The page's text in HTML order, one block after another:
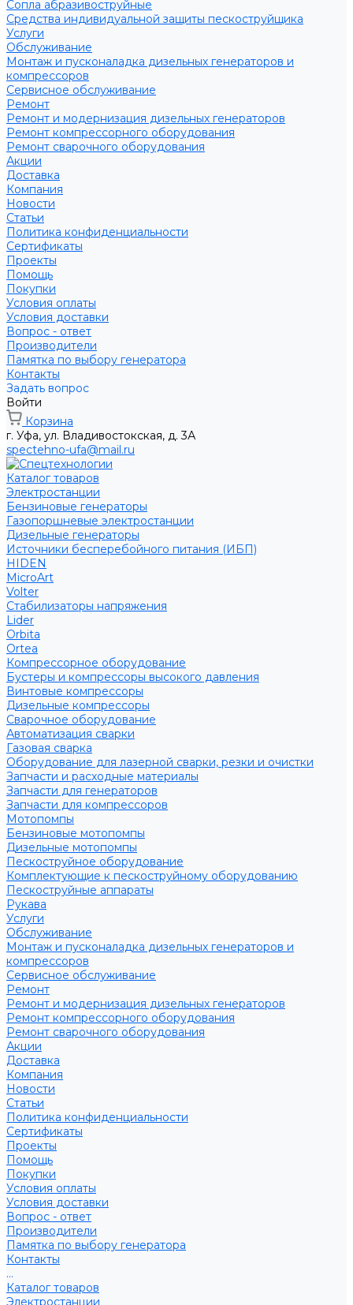
Сопла абразивоструйные
Средства индивидуальной защиты пескоструйщика
Услуги
Обслуживание
Монтаж и пусконаладка дизельных генераторов и
компрессоров
Сервисное обслуживание
Ремонт
Ремонт и модернизация дизельных генераторов
Ремонт компрессорного оборудования
Ремонт сварочного оборудования
Акции
Доставка
Компания
Новости
Статьи
Политика конфиденциальности
Сертификаты
Проекты
Помощь
Покупки
Условия оплаты
Условия доставки
Вопрос - ответ
Производители
Памятка по выбору генератора
Контакты
Задать вопрос
Войти
Корзина
г. Уфа, ул. Владивостокская, д. 3А
spectehno-ufa@mail.ru
Каталог товаров
Электростанции
Бензиновые генераторы
Газопоршневые электростанции
Дизельные генераторы
Источники бесперебойного питания (ИБП)
HIDEN
MicroArt
Volter
Стабилизаторы напряжения
Lider
Orbita
Ortea
Компрессорное оборудование
Бустеры и компрессоры высокого давления
Винтовые компрессоры
Дизельные компрессоры
Сварочное оборудование
Автоматизация сварки
Газовая сварка
Оборудование для лазерной сварки, резки и очистки
Запчасти и расходные материалы
Запчасти для генераторов
Запчасти для компрессоров
Мотопомпы
Бензиновые мотопомпы
Дизельные мотопомпы
Пескоструйное оборудование
Комплектующие к пескоструйному оборудованию
Пескоструйные аппараты
Рукава
Услуги
Обслуживание
Монтаж и пусконаладка дизельных генераторов и
компрессоров
Сервисное обслуживание
Ремонт
Ремонт и модернизация дизельных генераторов
Ремонт компрессорного оборудования
Ремонт сварочного оборудования
Акции
Доставка
Компания
Новости
Статьи
Политика конфиденциальности
Сертификаты
Проекты
Помощь
Покупки
Условия оплаты
Условия доставки
Вопрос - ответ
Производители
Памятка по выбору генератора
Контакты
...
Каталог товаров
Электростанции